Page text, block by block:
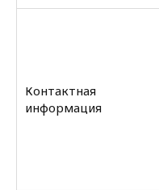
Контактная
информация